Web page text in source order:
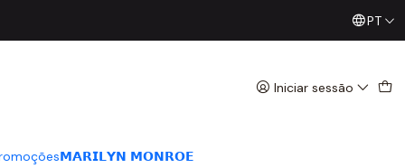
Iniciar sessão
𝗠𝗔𝗥𝗜𝗟𝗬𝗡 𝗠𝗢𝗡𝗥𝗢𝗘
Já conhece os nossos Diretos? Todas as Segundas /PT